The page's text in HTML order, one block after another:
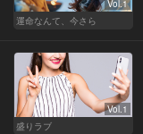
Vol.1
運命なんて、今さら
Vol.1
盛りラブ